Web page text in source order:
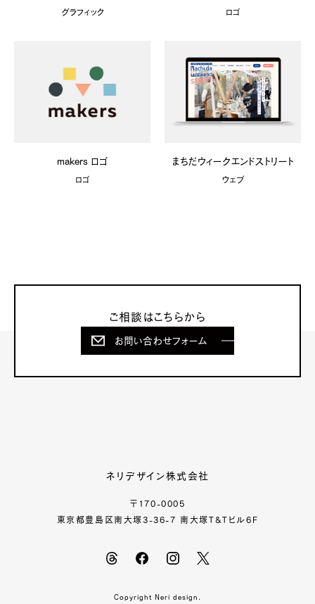
グラフィック ロゴ
makers ロゴ
ロゴ
まちだウィークエンドストリート
ウェブ
ご相談はこちらから
お問い合わせフォーム
ネリデザイン株式会社
〒170-0005
東京都豊島区南大塚3-36-7 南大塚T&Tビル6F
Copyright Neri design.